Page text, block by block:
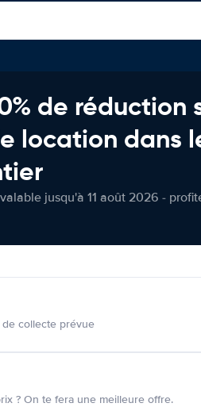
de réduction
location dans
jusqu'à 11 août 2026 -
collecte prévue
? On te fera une meilleure offre.